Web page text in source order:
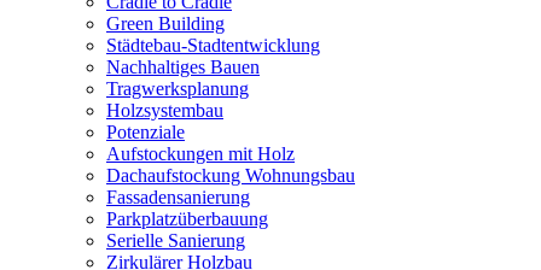
Green Building
Städtebau-Stadtentwicklung
Nachhaltiges Bauen
Tragwerksplanung
Holzsystembau
Potenziale
Aufstockungen mit Holz
Dachaufstockung Wohnungsbau
Fassadensanierung
Parkplatzüberbauung
Serielle Sanierung
Zirkulärer Holzbau